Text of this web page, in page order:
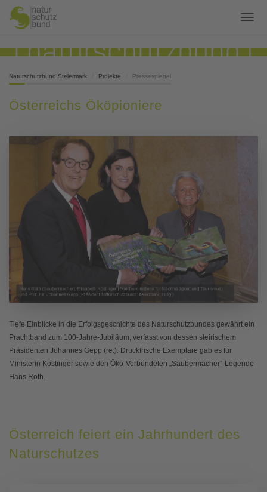
Naturschutzbund Steiermark Projekte Pressespiegel
Österreichs Ököpioniere
Tiefe Einblicke in die Erfolgsgeschichte des Naturschutzbundes gewährt ein
Prachtband zum 100-Jahre-Jubiläum, verfasst von dessen steirischem
Präsidenten Johannes Gepp (re.). Druckfrische Exemplare gab es für
Ministerin Köstinger sowie den Öko-Verbündeten „Saubermacher“-Legende
Hans Roth.
Österreich feiert ein Jahrhundert des
Naturschutzes